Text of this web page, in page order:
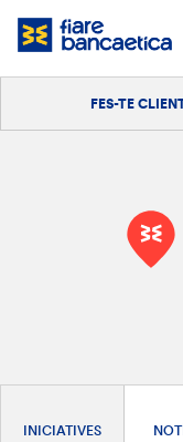
Salta
Iniciar sessióFES-TE
INICIATIVES